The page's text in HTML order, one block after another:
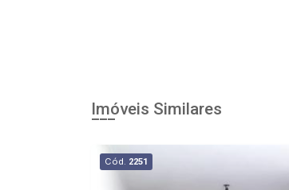
Imóveis Similares
Cód. 2251